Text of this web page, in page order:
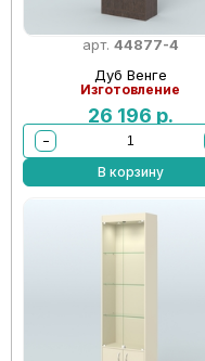
арт. 44877-4
Дуб Венге
Изготовление
26 196 р.
−
В корзину